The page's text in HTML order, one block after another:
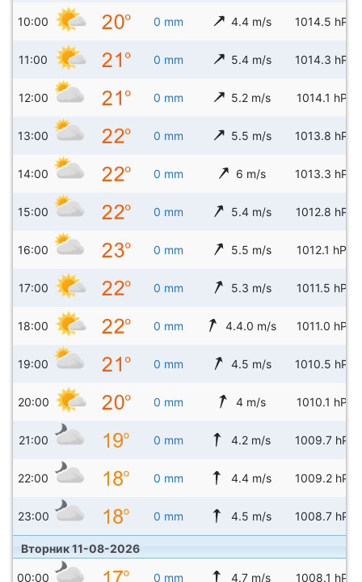
10:00 0 mm 4.4 m/s 1014.5 hPa
11:00 0 mm 5.4 m/s 1014.3 hPa
12:00 0 mm 5.2 m/s 1014.1 hPa
13:00 0 mm 5.5 m/s 1013.8 hPa
14:00 0 mm 6 m/s 1013.3 hPa
15:00 0 mm 5.4 m/s 1012.8 hPa
16:00 0 mm 5.5 m/s 1012.1 hPa
17:00 0 mm 5.3 m/s 1011.5 hPa
18:00 0 mm 4.4.0 m/s 1011.0 hPa
19:00 0 mm 4.5 m/s 1010.5 hPa
20:00 0 mm 4 m/s 1010.1 hPa
21:00 0 mm 4.2 m/s 1009.7 hPa
22:00 0 mm 4.4 m/s 1009.2 hPa
23:00 0 mm 4.5 m/s 1008.7 hPa
Вторник 11-08-2026
00:00 0 mm 4.7 m/s 1008.1 hPa